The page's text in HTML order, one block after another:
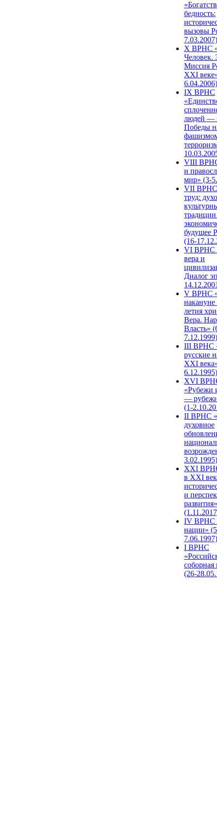
бедность:
вызовы
7.03.2007)
X ВРНС
Человек.
Миссия
XXI
6.04.2006)
IX ВРНС
людей —
Победы
VIII
и
мир» (3-
VII ВРНС
труд:
будущее
(16-
VI ВРНС
вера и
Диалог
V ВРНС
накануне
летия
Вера.
Власть»
7.12.1999)
III ВРНС
русские
XXI
6.12.1995)
XVI
«Рубежи
—
(1-
II ВРНС
духовное
3.02.1995)
XХI
в XXI
и
развития»
IV ВРНС
нации»
7.06.1997)
I ВРНС
(26-